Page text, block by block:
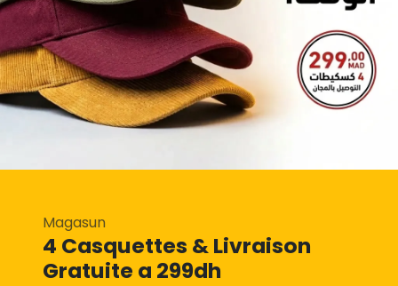
Magasun
4 Casquettes & Livraison
Gratuite a 299dh